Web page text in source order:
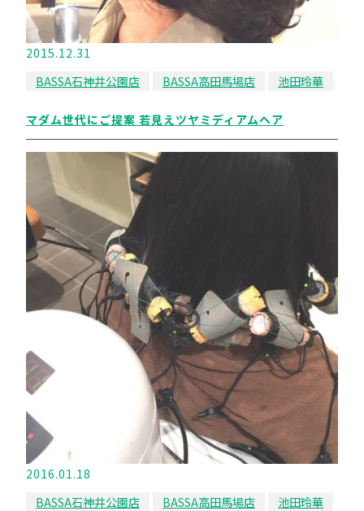
2015.12.31
BASSA石神井公園店
BASSA高田馬場店 池田玲華
マダム世代にご提案 若見えツヤミディアムヘア
2016.01.18
BASSA石神井公園店
BASSA高田馬場店 池田玲華